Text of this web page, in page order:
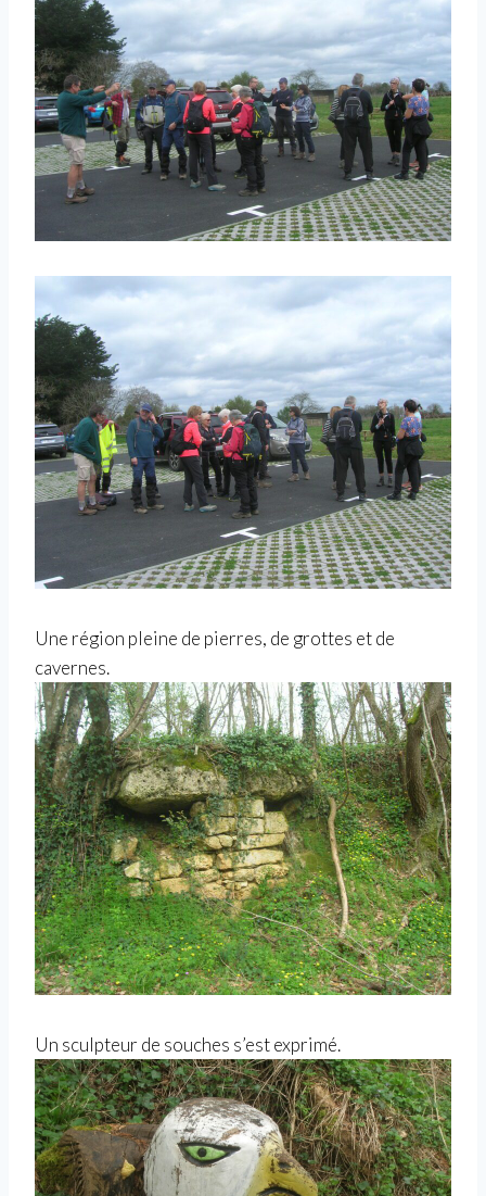
Une région pleine de pierres, de grottes et de
cavernes.
Un sculpteur de souches s’est exprimé.